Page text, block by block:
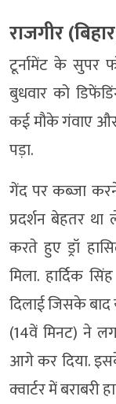
राजगीर
टूर्नामेंट के सुपर
बुधवार को
कई मौके गंवाए
पड़ा.
गेंद पर कब्जा
प्रदर्शन बेहतर
करते हुए ड्रॉ
मिला. हार्दिक
दिलाई जिसके बाद
(14वें मिनट) ने
आगे कर दिया.
क्वार्टर में बराबरी